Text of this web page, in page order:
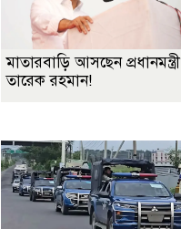
মাতারবাড়ি আসছেন প্রধানমন্ত্রী
তারেক রহমান!